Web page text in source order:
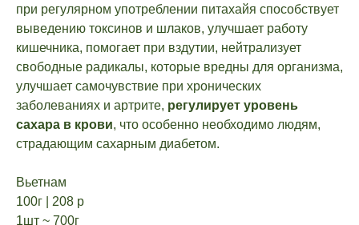
при регулярном употреблении питахайя способствует
выведению токсинов и шлаков, улучшает работу
кишечника, помогает при вздутии, нейтрализует
свободные радикалы, которые вредны для организма,
улучшает самочувствие при хронических
заболеваниях и артрите, регулирует уровень
сахара в крови, что особенно необходимо людям,
страдающим сахарным диабетом.
Вьетнам
100г | 208 р
1шт ~ 700г